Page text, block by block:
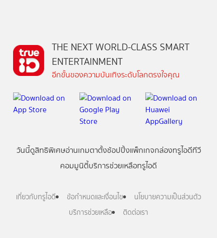
THE NEXT WORLD-CLASS SMART
ENTERTAINMENT
อีกขั้นของความบันเทิงระดับโลกตรงใจคุณ
วันนี้ดูสิทธิพิเศษอ่านเกมตาตั้งช้อปปิ้งแพ็กเกจกล่องทรูไอดีทีวี
คอมมูนิตี้บริการช่วยเหลือทรูไอดี
เกี่ยวกับทรูไอดี ข้อกำหนดและเงื่อนไข
นโยบายความเป็นส่วนตัว
บริการช่วยเหลือ
ติดต่อเรา